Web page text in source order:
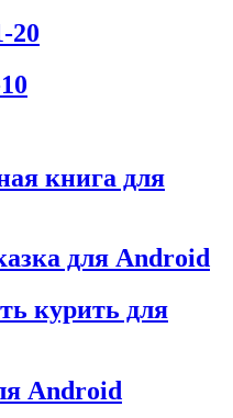
20
книга для
для Android
курить для
Android